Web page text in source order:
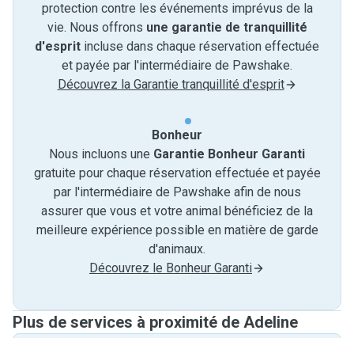
protection contre les événements imprévus de la
vie. Nous offrons une garantie de tranquillité
d'esprit incluse dans chaque réservation effectuée
et payée par l'intermédiaire de Pawshake.
Découvrez la Garantie tranquillité d'esprit
Bonheur
Nous incluons une Garantie Bonheur Garanti
gratuite pour chaque réservation effectuée et payée
par l'intermédiaire de Pawshake afin de nous
assurer que vous et votre animal bénéficiez de la
meilleure expérience possible en matière de garde
d'animaux.
Découvrez le Bonheur Garanti
Plus de services à proximité de Adeline